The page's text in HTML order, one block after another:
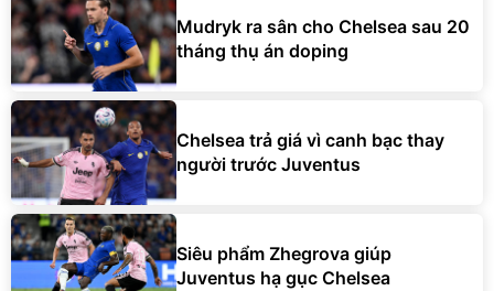
Mudryk ra sân cho Chelsea sau 20
tháng thụ án doping
Chelsea trả giá vì canh bạc thay
người trước Juventus
Siêu phẩm Zhegrova giúp
Juventus hạ gục Chelsea